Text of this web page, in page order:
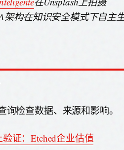
架构在知识安全模式下自主
询检查数据、来源和影响。
验证：Etched企业估值